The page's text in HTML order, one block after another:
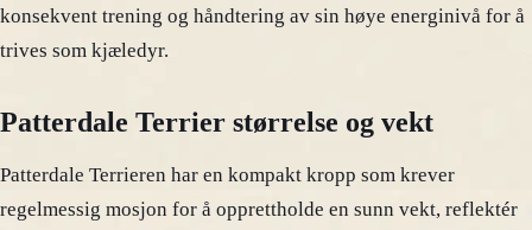
konsekvent trening og håndtering av sin høye energinivå for å
trives som kjæledyr.
Patterdale Terrier størrelse og vekt
Patterdale Terrieren har en kompakt kropp som krever
regelmessig mosjon for å opprettholde en sunn vekt, reflektér